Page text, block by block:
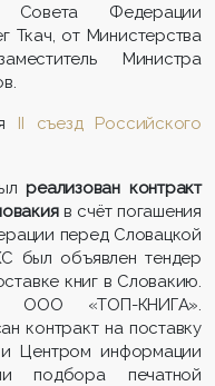
Совета Федерации
Ткач, от Министерства
Министра
II съезд Российского
реализован контракт
в счёт погашения
перед Словацкой
был объявлен тендер
книг в Словакию.
ООО «ТОП-КНИГА».
контракт на поставку
Центром информации
подбора печатной